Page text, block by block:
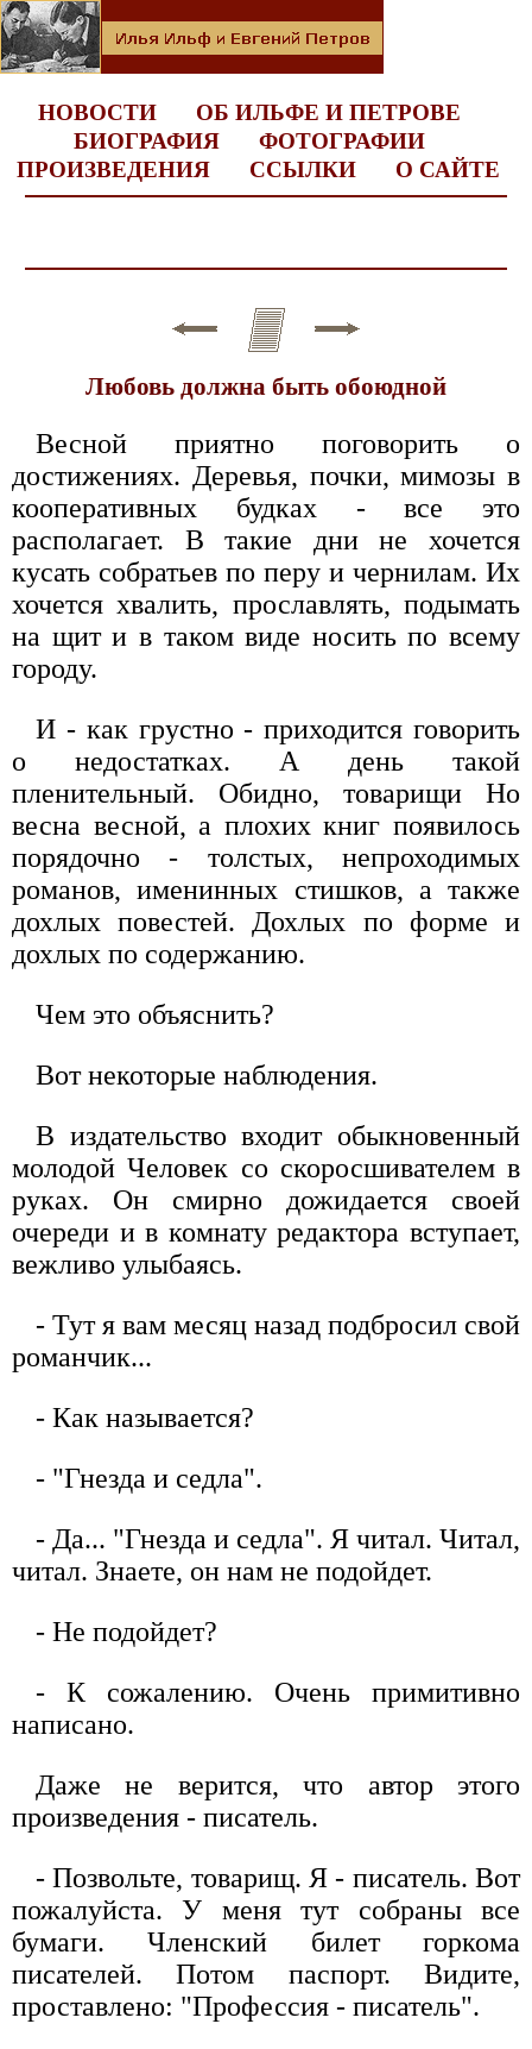
НОВОСТИ
ОБ ИЛЬФЕ И ПЕТРОВЕ
БИОГРАФИЯ
ФОТОГРАФИИ
ПРОИЗВЕДЕНИЯ
ССЫЛКИ О САЙТЕ
Любовь должна быть обоюдной
Весной приятно поговорить о
достижениях. Деревья, почки, мимозы в
кооперативных будках - все это
располагает. В такие дни не хочется
кусать собратьев по перу и чернилам. Их
хочется хвалить, прославлять, подымать
на щит и в таком виде носить по всему
городу.
И - как грустно - приходится говорить
о недостатках. А день такой
пленительный. Обидно, товарищи Но
весна весной, а плохих книг появилось
порядочно - толстых, непроходимых
романов, именинных стишков, а также
дохлых повестей. Дохлых по форме и
дохлых по содержанию.
Чем это объяснить?
Вот некоторые наблюдения.
В издательство входит обыкновенный
молодой Человек со скоросшивателем в
руках. Он смирно дожидается своей
очереди и в комнату редактора вступает,
вежливо улыбаясь.
- Тут я вам месяц назад подбросил свой
романчик...
- Как называется?
- "Гнезда и седла".
- Да... "Гнезда и седла". Я читал. Читал,
читал. Знаете, он нам не подойдет.
- Не подойдет?
- К сожалению. Очень примитивно
написано.
Даже не верится, что автор этого
произведения - писатель.
- Позвольте, товарищ. Я - писатель. Вот
пожалуйста. У меня тут собраны все
бумаги. Членский билет горкома
писателей. Потом паспорт. Видите,
проставлено: "Профессия - писатель".